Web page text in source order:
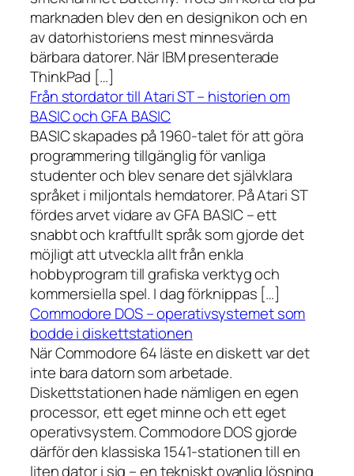
marknaden blev den en designikon och en
av datorhistoriens mest minnesvärda
bärbara datorer. När IBM presenterade
ThinkPad […]
Från stordator till Atari ST – historien om
BASIC och GFA BASIC
BASIC skapades på 1960-talet för att göra
programmering tillgänglig för vanliga
studenter och blev senare det självklara
språket i miljontals hemdatorer. På Atari ST
fördes arvet vidare av GFA BASIC – ett
snabbt och kraftfullt språk som gjorde det
möjligt att utveckla allt från enkla
hobbyprogram till grafiska verktyg och
kommersiella spel. I dag förknippas […]
Commodore DOS – operativsystemet som
bodde i diskettstationen
När Commodore 64 läste en diskett var det
inte bara datorn som arbetade.
Diskettstationen hade nämligen en egen
processor, ett eget minne och ett eget
operativsystem. Commodore DOS gjorde
därför den klassiska 1541-stationen till en
liten dator i sig – en tekniskt ovanlig lösning